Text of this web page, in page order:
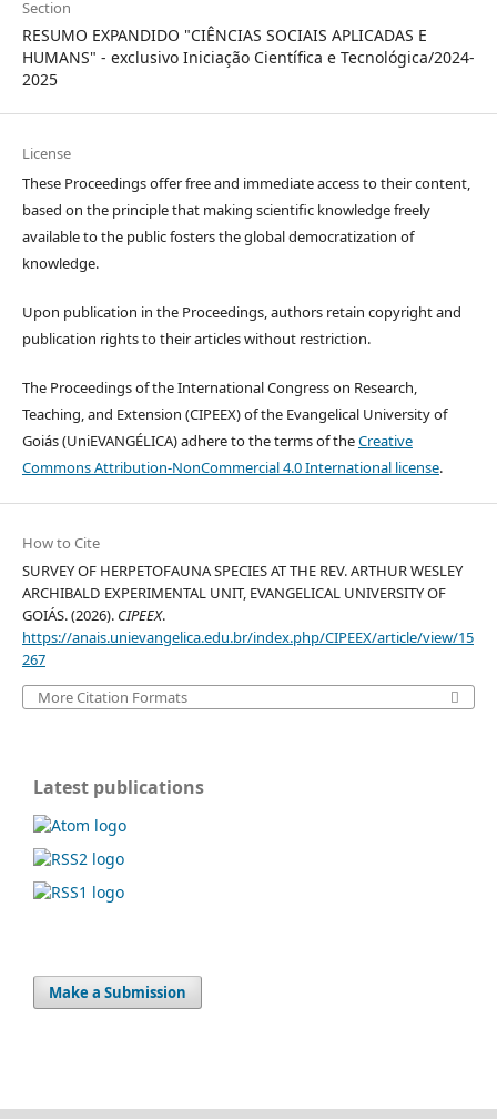
Section
RESUMO EXPANDIDO "CIÊNCIAS SOCIAIS APLICADAS E
HUMANS" - exclusivo Iniciação Científica e Tecnológica/2024-
2025
License
These Proceedings offer free and immediate access to their content,
based on the principle that making scientific knowledge freely
available to the public fosters the global democratization of
knowledge.
Upon publication in the Proceedings, authors retain copyright and
publication rights to their articles without restriction.
The Proceedings of the International Congress on Research,
Teaching, and Extension (CIPEEX) of the Evangelical University of
Goiás (UniEVANGÉLICA) adhere to the terms of theCreative
Commons Attribution-NonCommercial 4.0 International license.
How to Cite
SURVEY OF HERPETOFAUNA SPECIES AT THE REV. ARTHUR WESLEY
ARCHIBALD EXPERIMENTAL UNIT, EVANGELICAL UNIVERSITY OF
GOIÁS. (2026). CIPEEX.
https://anais.unievangelica.edu.br/index.php/CIPEEX/article/view/15
267
More Citation Formats
Latest publications
Make a Submission